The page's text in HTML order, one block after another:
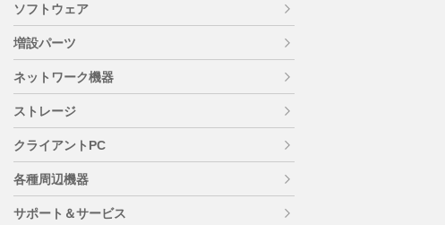
ソフトウェア
増設パーツ
ネットワーク機器
ストレージ
クライアントPC
各種周辺機器
サポート＆サービス